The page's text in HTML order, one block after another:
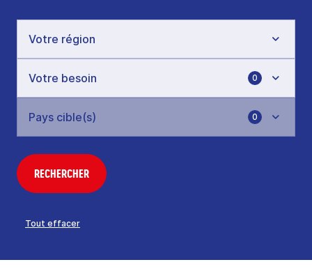
0
0
RECHERCHER
Tout effacer